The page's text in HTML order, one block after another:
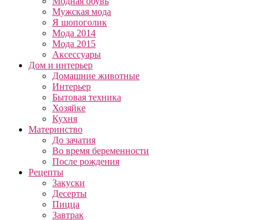
Мужская мода
Я шопоголик
Мода 2014
Мода 2015
Аксессуары
Дом и интерьер
Домашние животные
Интерьер
Бытовая техника
Хозяйке
Кухня
Материнство
До зачатия
Во время беременности
После рождения
Рецепты
Закуски
Десерты
Пицца
Завтрак